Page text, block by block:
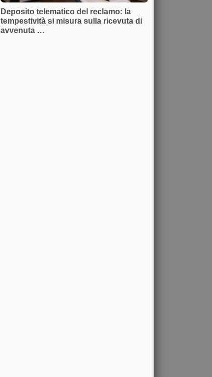
Deposito telematico del reclamo: la
tempestività si misura sulla ricevuta di
avvenuta …